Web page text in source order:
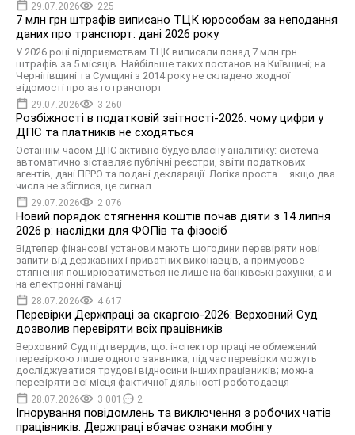
29.07.2026 225
7 млн грн штрафів виписано ТЦК юрособам за неподання
даних про транспорт: дані 2026 року
У 2026 році підприємствам ТЦК виписали понад 7 млн грн
штрафів за 5 місяців. Найбільше таких постанов на Київщині; на
Чернігівщині та Сумщині з 2014 року не складено жодної
відомості про автотранспорт
29.07.2026 3 260
Розбіжності в податковій звітності-2026: чому цифри у
ДПС та платників не сходяться
Останнім часом ДПС активно будує власну аналітику: система
автоматично зіставляє публічні реєстри, звіти податкових
агентів, дані ПРРО та подані декларації. Логіка проста – якщо два
числа не збіглися, це сигнал
29.07.2026 2 076
Новий порядок стягнення коштів почав діяти з 14 липня
2026 р: наслідки для ФОПів та фізосіб
Відтепер фінансові установи мають щогодини перевіряти нові
запити від державних і приватних виконавців, а примусове
стягнення поширюватиметься не лише на банківські рахунки, а й
на електронні гаманці
28.07.2026 4 617
Перевірки Держпраці за скаргою-2026: Верховний Суд
дозволив перевіряти всіх працівників
Верховний Суд підтвердив, що: інспектор праці не обмежений
перевіркою лише одного заявника; під час перевірки можуть
досліджуватися трудові відносини інших працівників; можна
перевіряти всі місця фактичної діяльності роботодавця
28.07.2026 3 001 2
Ігнорування повідомлень та виключення з робочих чатів
працівників: Держпраці вбачає ознаки мобінгу